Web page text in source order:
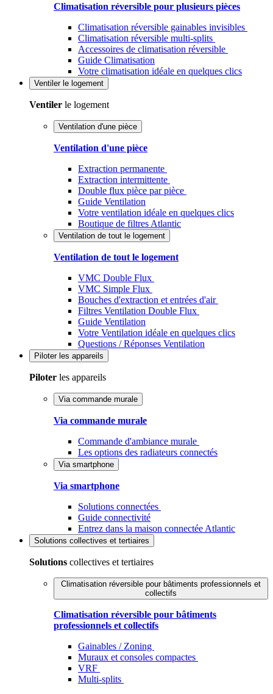
Climatisation réversible pour plusieurs pièces
Climatisation réversible gainables invisibles
Climatisation réversible multi-splits
Accessoires de climatisation réversible
Guide Climatisation
Votre climatisation idéale en quelques clics
Ventiler le logement
Ventiler le logement
Ventilation d'une pièce
Ventilation d'une pièce
Extraction permanente
Extraction intermittente
Double flux pièce par pièce
Guide Ventilation
Votre ventilation idéale en quelques clics
Boutique de filtres Atlantic
Ventilation de tout le logement
Ventilation de tout le logement
VMC Double Flux
VMC Simple Flux
Bouches d'extraction et entrées d'air
Filtres Ventilation Double Flux
Guide Ventilation
Votre Ventilation idéale en quelques clics
Questions / Réponses Ventilation
Piloter les appareils
Piloter les appareils
Via commande murale
Via commande murale
Commande d'ambiance murale
Les options des radiateurs connectés
Via smartphone
Via smartphone
Solutions connectées
Guide connectivité
Entrez dans la maison connectée Atlantic
Solutions collectives et tertiaires
Solutions collectives et tertiaires
Climatisation réversible pour bâtiments professionnels et
collectifs
Climatisation réversible pour bâtiments
professionnels et collectifs
Gainables / Zoning
Muraux et consoles compactes
VRF
Multi-splits